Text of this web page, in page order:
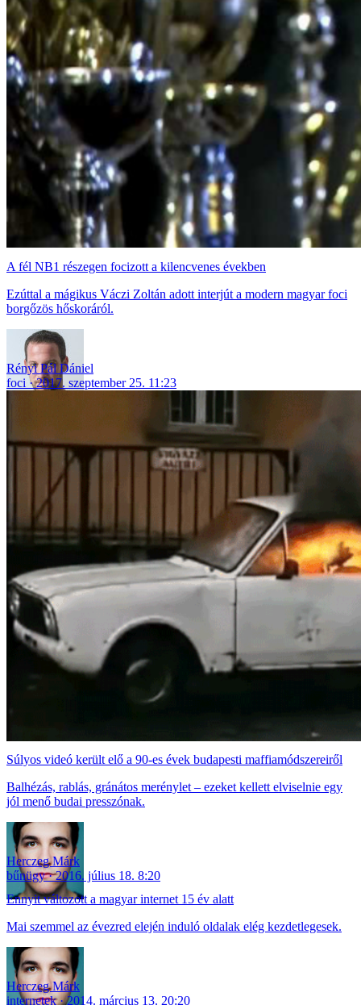
A fél NB1 részegen focizott a kilencvenes években
Ezúttal a mágikus Váczi Zoltán adott interjút a modern magyar foci
borgőzös hőskoráról.
Rényi Pál Dániel
foci
2017. szeptember 25. 11:23
Súlyos videó került elő a 90-es évek budapesti maffiamódszereiről
Balhézás, rablás, gránátos merénylet – ezeket kellett elviselnie egy
jól menő budai presszónak.
Herczeg Márk
bűnügy
2016. július 18. 8:20
Ennyit változott a magyar internet 15 év alatt
Mai szemmel az évezred elején induló oldalak elég kezdetlegesek.
Herczeg Márk
internetek
2014. március 13. 20:20